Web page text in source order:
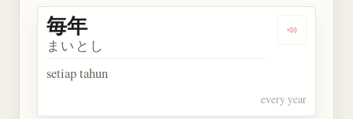
Dengarkan
毎年
まいとし
setiap tahun
every year